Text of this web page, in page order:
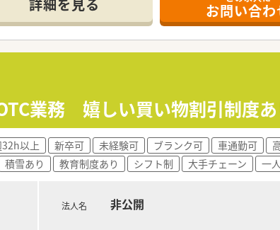
域に密着したサポートが強みです！
利いた商品構成・接客」を目指し、
。
品・日用品などを充実させるなど、
しています。
環境があります。
剤以外にお客さまの生活改善のお手伝いが出来ます。
、働くモチベーションの高さにも繋がっています。
話すのが好きだという方に楽しめる職場です。
っています！
格取得援助制度、研修認定薬剤師取得支援、等
詳細を見る お問い合わ
OTC業務 嬉しい買い物割引制
以上 新卒可 未経験可 ブランク可 車通勤可
積雪あり 教育制度あり シフト制 大手チェーン 一
法人名 非公開